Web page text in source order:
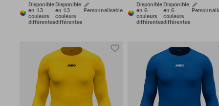
Disponible
en 13
couleurs
différentes
Disponible
en 13
couleurs
différentes
Personnalisable
Disponible
en 6
couleurs
différentes
Disponible
en 6
couleurs
différentes